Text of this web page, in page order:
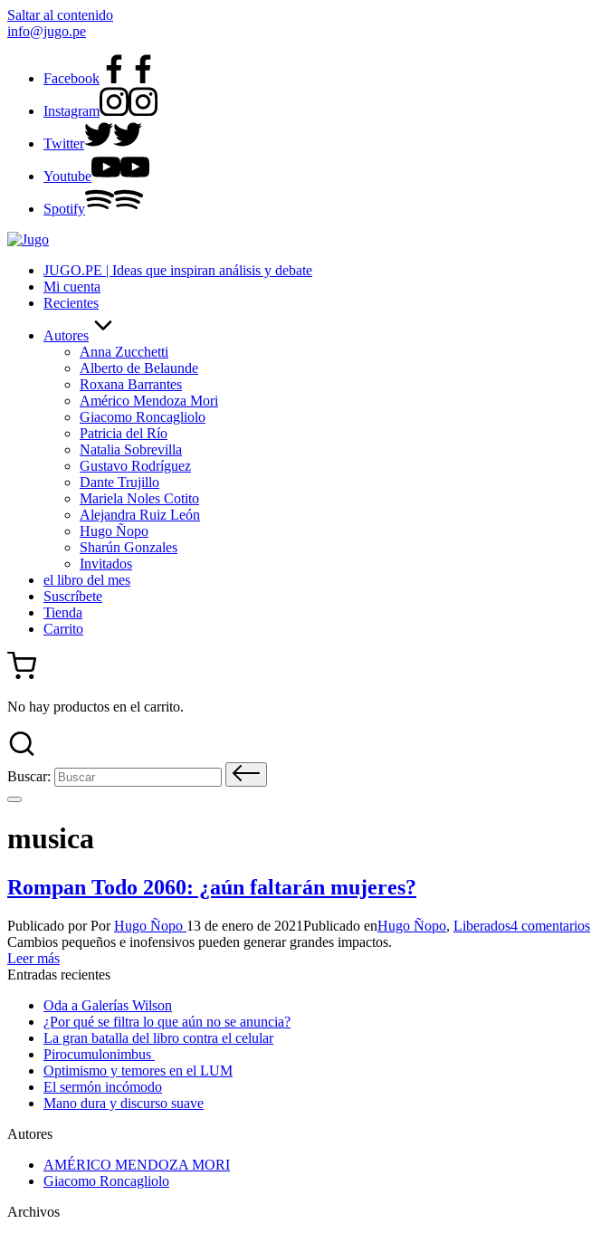
Saltar al contenido
info@jugo.pe
Facebook
Instagram
Twitter
Youtube
Spotify
JUGO.PE | Ideas que inspiran análisis y debate
Mi cuenta
Recientes
Autores
Anna Zucchetti
Alberto de Belaunde
Roxana Barrantes
Américo Mendoza Mori
Giacomo Roncagliolo
Patricia del Río
Natalia Sobrevilla
Gustavo Rodríguez
Dante Trujillo
Mariela Noles Cotito
Alejandra Ruiz León
Hugo Ñopo
Sharún Gonzales
Invitados
el libro del mes
Suscríbete
Tienda
Carrito
No hay productos en el carrito.
Buscar:
musica
Rompan Todo 2060: ¿aún faltarán mujeres?
Publicado por PorHugo Ñopo 13 de enero de 2021Publicado enHugo Ñopo, Liberados4 comentarios
Cambios pequeños e inofensivos pueden generar grandes impactos.
Leer más
Entradas recientes
Oda a Galerías Wilson
¿Por qué se filtra lo que aún no se anuncia?
La gran batalla del libro contra el celular
Pirocumulonimbus
Optimismo y temores en el LUM
El sermón incómodo
Mano dura y discurso suave
Autores
AMÉRICO MENDOZA MORI
Giacomo Roncagliolo
Archivos